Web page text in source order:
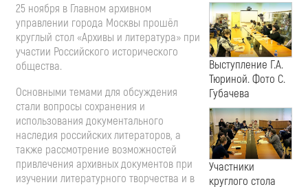
Выступление Г.А.
Тюриной. Фото С.
Губачева
Участники
круглого стола
25 ноября в Главном архивном
управлении города Москвы прошёл
круглый стол «Архивы и литература» при
участии Российского исторического
общества.
Основными темами для обсуждения
стали вопросы сохранения и
использования документального
наследия российских литераторов, а
также рассмотрение возможностей
привлечения архивных документов при
изучении литературного творчества и в